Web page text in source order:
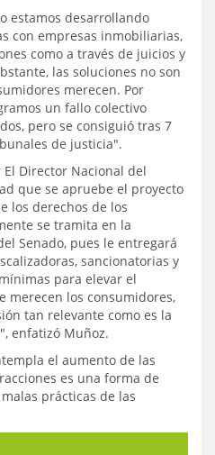
estamos desarrollando
con empresas inmobiliarias,
como a través de juicios y
las soluciones no son
merecen. Por
un fallo colectivo
pero se consiguió tras 7
de justicia".
Director Nacional del
que se apruebe el proyecto
los derechos de los
se tramita en la
Senado, pues le entregará
sancionatorias y
para elevar el
merecen los consumidores,
tan relevante como es la
enfatizó Muñoz.
el aumento de las
es una forma de
prácticas de las